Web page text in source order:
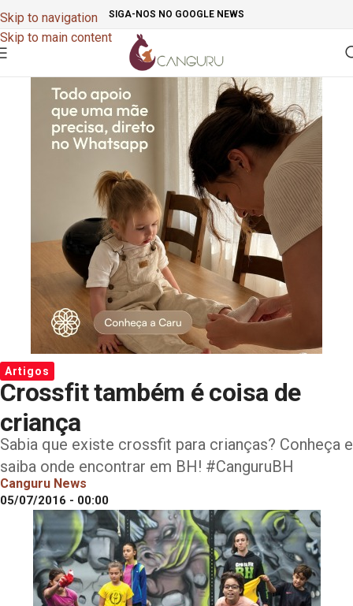
Skip to navigation
Skip to main content
SIGA-NOS NO GOOGLE NEWS
Artigos
Crossfit também é coisa de
criança
Sabia que existe crossfit para crianças? Conheça e
saiba onde encontrar em BH! #CanguruBH
Canguru News
05/07/2016 - 00:00